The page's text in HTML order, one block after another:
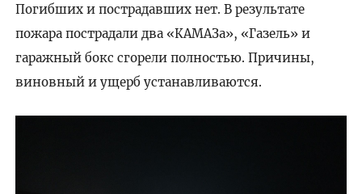
Погибших и пострадавших нет. В результате
пожара пострадали два «КАМАЗа», «Газель» и
гаражный бокс сгорели полностью. Причины,
виновный и ущерб устанавливаются.